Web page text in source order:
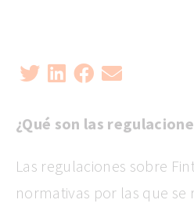
¿Qué son las
Las regulaciones sobre
normativas por las que se